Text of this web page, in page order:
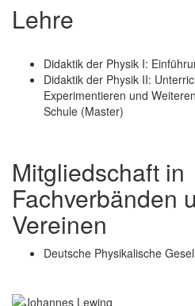
Lehre
Didaktik der Physik I:
Didaktik der Physik II:
Experimentieren und
Schule (Master)
Mitgliedschaft in
Fachverbänden
Vereinen
Deutsche Physikalische